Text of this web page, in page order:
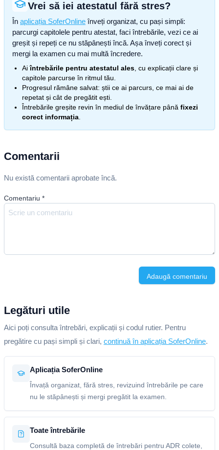
Vrei să iei atestatul fără stres?
În aplicația SoferOnline înveți organizat, cu pași simpli:
parcurgi capitolele pentru atestat, faci întrebările, vezi ce ai
greșit și repeți ce nu stăpânești încă. Așa înveți corect și
mergi la examen cu mai multă încredere.
Aiîntrebările pentru atestatul ales , cu explicații clare și
capitole parcurse în ritmul tău.
Progresul rămâne salvat: știi ce ai parcurs, ce mai ai de
repetat și cât de pregătit ești.
Întrebările greșite revin în mediul de învățare până fixezi
corect informația
Comentarii
Nu există comentarii aprobate încă.
Comentariu *
Adaugă comentariu
Legături utile
Aici poți consulta întrebări, explicații și codul rutier. Pentru
pregătire cu pași simpli și clari, continuă în aplicația SoferOnline.
Aplicația SoferOnline
Învață organizat, fără stres, revizuind întrebările pe care
nu le stăpânești și mergi pregătit la examen.
Toate întrebările
Consultă baza completă de întrebări pentru ADR colete,